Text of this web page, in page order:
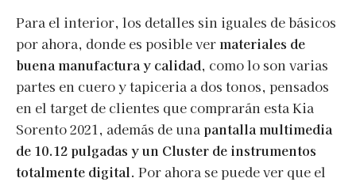
Para el interior, los detalles sin iguales de básicos
por ahora, donde es posible vermateriales de
buena manufactura y calidad, como lo son varias
partes en cuero y tapiceria a dos tonos, pensados
en el target de clientes que comprarán esta Kia
Sorento 2021, además de una pantalla multimedia
de 10.12 pulgadas y un Cluster de instrumentos
totalmente digital. Por ahora se puede ver que el